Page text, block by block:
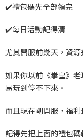
✔️禮包碼先全部領完
✔️每日活動記得清
尤其開服前幾天，資源
如果你以前《拳皇》
易玩到停不下來。
而且現在剛開服，福
記得先把上面的禮包